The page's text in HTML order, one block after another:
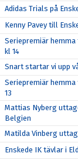
Adidas Trials på
Kenny Pavey till
Seriepremiär hemma
kl 14
Snart startar vi upp
Seriepremiär
13
Mattias Nyberg
Belgien
Matilda Vinberg
Enskede IK tävlar i